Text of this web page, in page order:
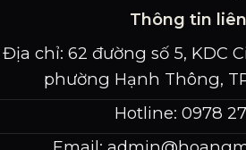
Thông tin
Địa chỉ: 62 đường số 5, KDC
phường Hạnh Thông,
Hotline: 0978